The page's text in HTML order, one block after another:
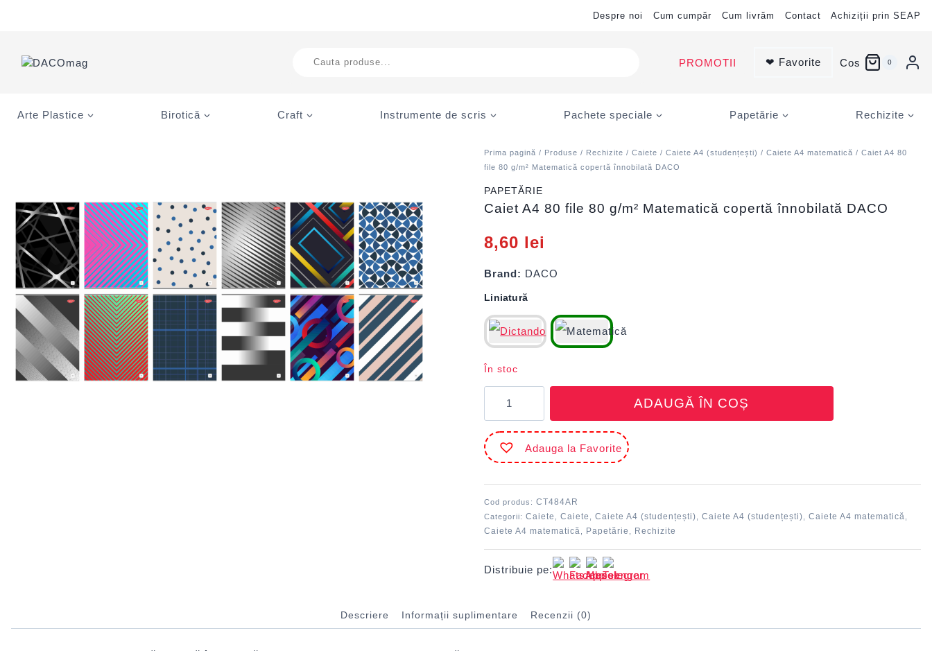
Despre noi Cum cumpăr Cum livrăm Contact Achiziții prin SEAP
search
PROMOTII ❤ Favorite Cos 0
Arte Plastice Birotică Craft Instrumente de scris Pachete speciale Papetărie Rechizite
Prima pagină / Produse / Rechizite /Caiete /Caiete A4 (studențești) /Caiete A4 matematică / Caiet A4 80
file 80 g/m² Matematică copertă înnobilată DACO
PAPETĂRIE
Caiet A4 80 file 80 g/m² Matematică copertă înnobilată DACO
8,60 lei
Brand: DACO
Liniatură
În stoc
Caiet
A4
80
file
80
copertă
înnobilată
ADAUGĂ ÎN COȘ
Adauga la Favorite
Cod produs:CT484AR
Categorii:Caiete ,Caiete ,Caiete A4 (studențești) ,Caiete A4 (studențești) ,Caiete A4 matematică
Caiete A4 matematică Papetărie Rechizite
Distribuie pe:
Descriere Informații suplimentare Recenzii (0)